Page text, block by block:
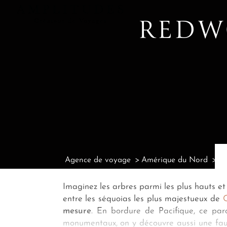
Agence de voyage Amérique du Nord
Imaginez les arbres parmi les plus hauts
entre les séquoias les plus majestueux de
mesure. En bordure de Pacifique, ce
monumentaux, on y découvre aussi une